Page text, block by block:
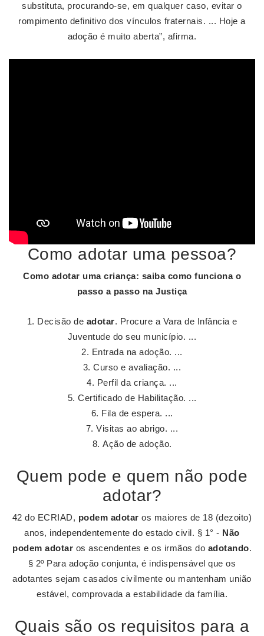
substituta, procurando-se, em qualquer caso, evitar o
rompimento definitivo dos vínculos fraternais. ... Hoje a
adoção é muito aberta”, afirma.
Como adotar uma pessoa?
Como adotar uma criança: saiba como funciona o
passo a passo na Justiça
Decisão de adotar. Procure a Vara de Infância e
Juventude do seu município. ...
Entrada na adoção. ...
Curso e avaliação. ...
Perfil da criança. ...
Certificado de Habilitação. ...
Fila de espera. ...
Visitas ao abrigo. ...
Ação de adoção.
Quem pode e quem não pode
adotar?
42 do ECRIAD, podem adotar os maiores de 18 (dezoito)
anos, independentemente do estado civil. § 1° - Não
podem adotar os ascendentes e os irmãos do adotando.
§ 2º Para adoção conjunta, é indispensável que os
adotantes sejam casados civilmente ou mantenham união
estável, comprovada a estabilidade da família.
Quais são os requisitos para a